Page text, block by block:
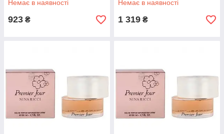
Немає в наявності
923 ₴
Немає в наявності
1 319 ₴